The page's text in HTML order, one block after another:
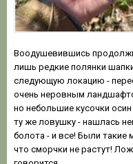
Воодушевившись
лишь редкие полянки
следующую локацию -
очень неровным
но небольшие кусочки
ту же ловушку - нашлась
болота - и все! Были такие
что сморчки не растут!